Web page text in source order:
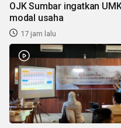
OJK Sumbar ingatkan
modal usaha
17 jam lalu